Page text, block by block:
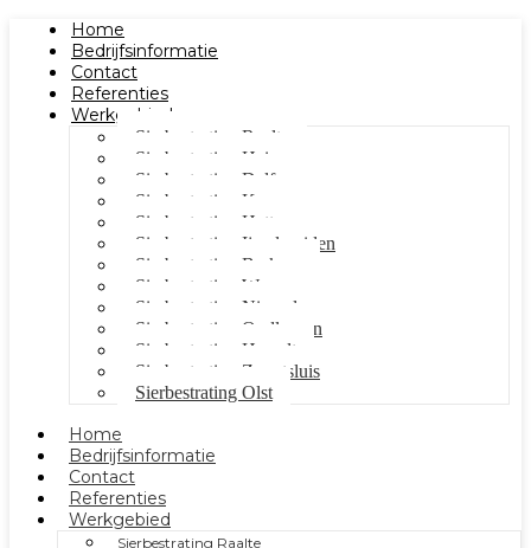
Home
Bedrijfsinformatie
Contact
Referenties
Werkgebied
Sierbestrating Raalte
Sierbestrating Heino
Sierbestrating Dalfsen
Sierbestrating Kampen
Sierbestrating Hattem
Sierbestrating Ijsselmuiden
Sierbestrating Berkum
Sierbestrating Wezep
Sierbestrating Nieuwleusen
Sierbestrating Oudleusen
Sierbestrating Hasselt
Sierbestrating Zwartsluis
Sierbestrating Olst
Home
Bedrijfsinformatie
Contact
Referenties
Werkgebied
Sierbestrating Raalte